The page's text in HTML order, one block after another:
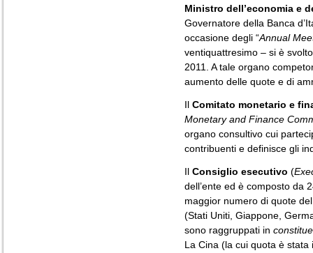
Ministro dell’economia e
Governatore della Banca
occasione degli “Annual
ventiquattresimo – si è
2011. A tale organo
aumento delle quote e di
Il Comitato monetario e
Monetary and Finance
organo consultivo cui
contribuenti e definisce gli
Il Consiglio esecutivo (
dell’ente ed è composto da
maggior numero di quote
(Stati Uniti, Giappone,
sono raggruppati in
La Cina (la cui quota è